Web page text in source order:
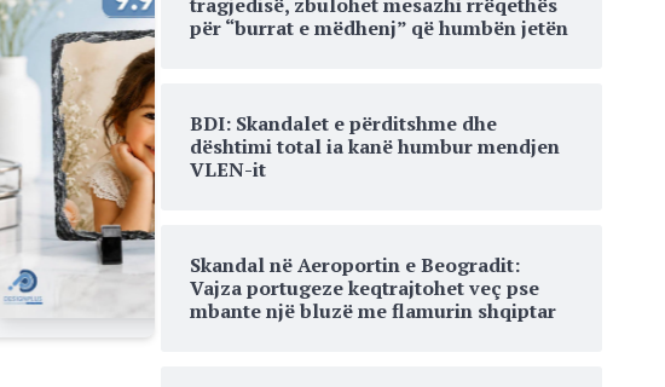
për “burrat e mëdhenj” që humbën jetën
BDI: Skandalet e përditshme dhe
dështimi total ia kanë humbur mendjen
VLEN-it
Skandal në Aeroportin e Beogradit:
Vajza portugeze keqtrajtohet veç pse
mbante një bluzë me flamurin shqiptar